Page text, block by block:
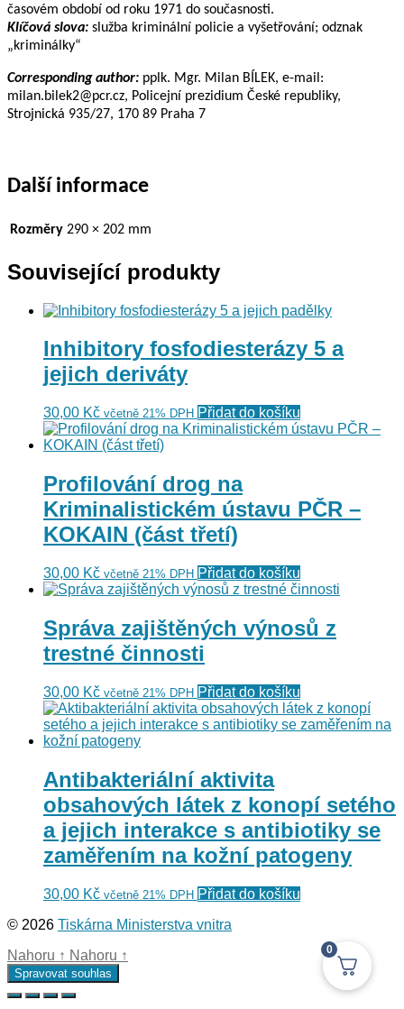
časovém období od roku 1971 do současnosti.
Klíčová slova: služba kriminální policie a vyšetřování; odznak
„kriminálky“
Corresponding author: pplk. Mgr. Milan BÍLEK, e-mail:
milan.bilek2@pcr.cz, Policejní prezidium České republiky,
Strojnická 935/27, 170 89 Praha 7
Další informace
Rozměry 290 × 202 mm
Související produkty
Inhibitory fosfodiesterázy 5 a
jejich deriváty
30,00 Kč včetně 21% DPH Přidat do košíku
Profilování drog na
Kriminalistickém ústavu PČR –
KOKAIN (část třetí)
30,00 Kč včetně 21% DPH Přidat do košíku
Správa zajištěných výnosů z
trestné činnosti
30,00 Kč včetně 21% DPH Přidat do košíku
Antibakteriální aktivita
obsahových látek z konopí setého
a jejich interakce s antibiotiky se
zaměřením na kožní patogeny
30,00 Kč včetně 21% DPH Přidat do košíku
© 2026 Tiskárna Ministerstva vnitra
Nahoru ↑ Nahoru ↑
Spravovat souhlas
0